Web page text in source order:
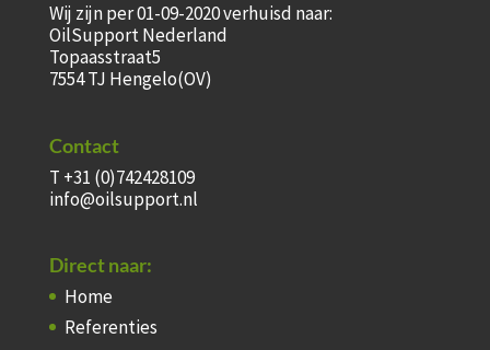
Wij zijn per 01-09-2020 verhuisd naar:
OilSupport Nederland
Topaasstraat5
7554 TJ Hengelo(OV)
Contact
T +31 (0)742428109
info@oilsupport.nl
Direct naar:
Home
Referenties